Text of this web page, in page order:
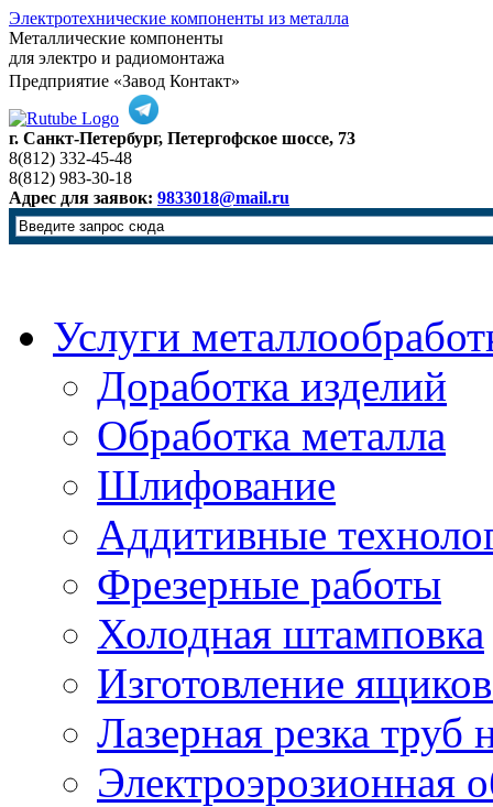
Электротехнические компоненты из металла
Металлические компоненты
для электро и радиомонтажа
Предприятие «Завод Контакт»
г. Санкт-Петербург, Петергофское шоссе, 73
8(812) 332-45-48
8(812) 983-30-18
Адрес для заявок: 9833018@mail.ru
Услуги
Доработка изделий
Обработка металла
Шлифование
Аддитивные
Фрезерные работы
Холодная штамповка
Изготовление
Лазерная резка труб
Электроэрозионная